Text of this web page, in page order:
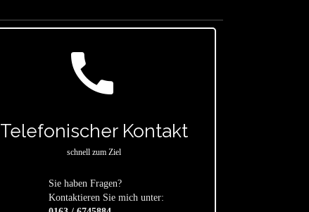
call
Telefonischer Kontakt
schnell zum Ziel
Sie haben Fragen?
Kontaktieren Sie mich unter: